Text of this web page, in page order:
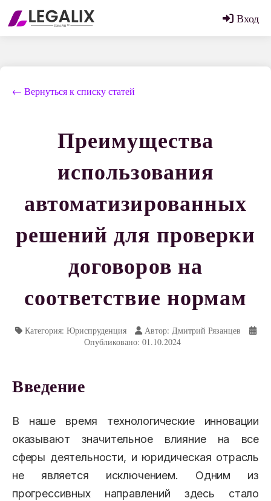
Вход
← Вернуться к списку статей
Преимущества
использования
автоматизированных
решений для проверки
договоров на
соответствие нормам
Категория: Юриспруденция
Автор: Дмитрий Рязанцев
Опубликовано: 01.10.2024
Введение
В наше время технологические инновации
оказывают значительное влияние на все
сферы деятельности, и юридическая отрасль
не является исключением. Одним из
прогрессивных направлений здесь стало